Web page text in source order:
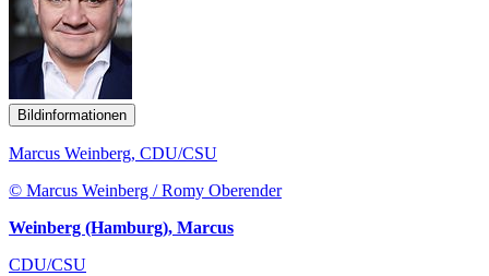
Bildinformationen
Marcus Weinberg, CDU/CSU
© Marcus Weinberg / Romy Oberender
Weinberg (Hamburg), Marcus
CDU/CSU